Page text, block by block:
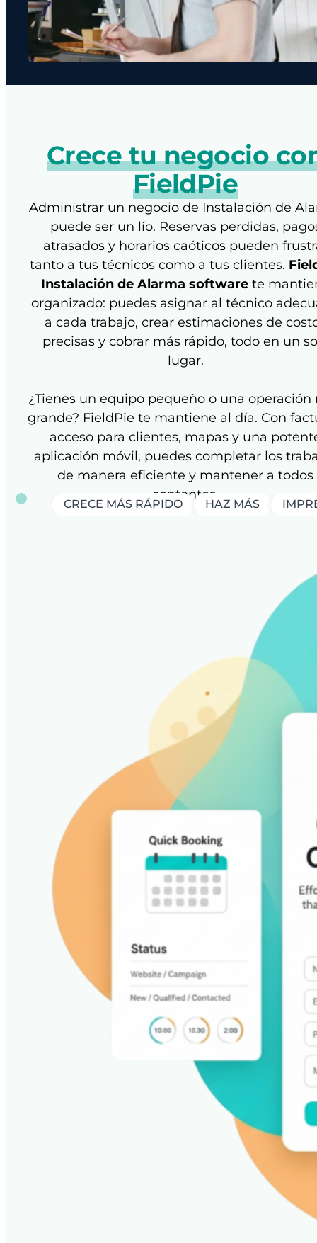
Crece tu negocio
FieldPie
Administrar un negocio de Instalación de
puede ser un lío. Reservas perdidas,
atrasados y horarios caóticos pueden
tanto a tus técnicos como a tus clientes.
Instalación de Alarma softwarete
organizado: puedes asignar al técnico
a cada trabajo, crear estimaciones de
precisas y cobrar más rápido, todo en un
lugar.
¿Tienes un equipo pequeño o una operación
grande? FieldPie te mantiene al día. Con
acceso para clientes, mapas y una
aplicación móvil, puedes completar los
de manera eficiente y mantener a todos
contentos.
CRECE MÁS RÁPIDO HAZ MÁS